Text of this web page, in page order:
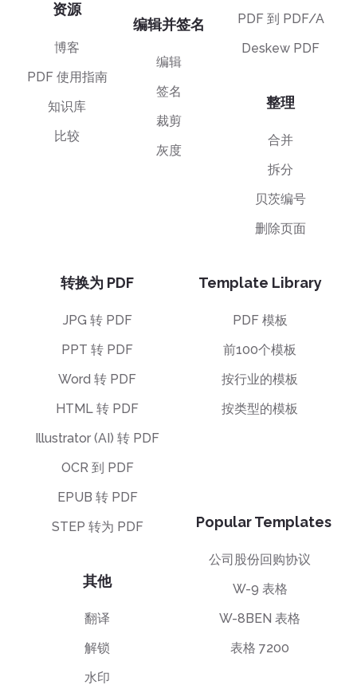
资源
博客
PDF 使用指南
知识库
比较
编辑并签名
编辑
签名
裁剪
灰度
PDF 到 PDF/A
Deskew PDF
整理
合并
拆分
贝茨编号
删除页面
转换为 PDF
JPG 转 PDF
PPT 转 PDF
Word 转 PDF
HTML 转 PDF
Illustrator (AI) 转 PDF
OCR 到 PDF
EPUB 转 PDF
STEP 转为 PDF
其他
翻译
解锁
水印
Template Library
PDF 模板
前100个模板
按行业的模板
按类型的模板
Popular Templates
公司股份回购协议
W-9 表格
W-8BEN 表格
表格 7200